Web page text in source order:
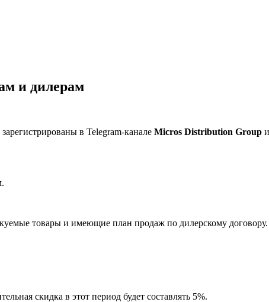
и дилерам
в Telegram-канале Micros Distribution Group
товары и имеющие план продаж по дилерскому договору.
скидка в этот период будет составлять 5%.